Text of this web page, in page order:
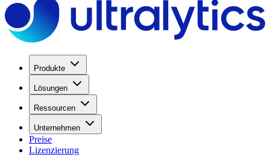
Produkte
Lösungen
Ressourcen
Unternehmen
Preise
Lizenzierung